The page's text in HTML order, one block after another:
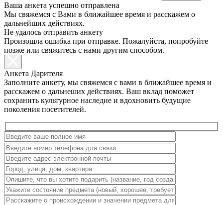
Ваша анкета успешно отправлена
Мы свяжемся с Вами в ближайшее время и расскажем о
дальнейших действиях.
Не удалось отправить анкету
Произошла ошибка при отправке. Пожалуйста, попробуйте
позже или свяжитесь с нами другим способом.
Анкета Дарителя
Заполните анкету, мы свяжемся с вами в ближайшее время и
расскажем о дальнеших действиях. Ваш вклад поможет
сохранить культурное наследие и вдохновить будущие
поколения посетителей.